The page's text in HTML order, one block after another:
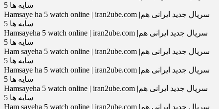
سایه ها 5
Hamsaye ha 5 watch online | iran2ube.com |سریال جدید ایرانی هم
سایه ها 5
Hamsayeha 5 watch online | iran2ube.com |سریال جدید ایرانی هم
سایه ها 5
Ham sayeha 5 watch online | iran2ube.com |سریال جدید ایرانی هم
سایه ها 5
Hamsaye ha 5 watch online | iran2ube.com |سریال جدید ایرانی هم
سایه ها 5
Hamsayeha 5 watch online | iran2ube.com |سریال جدید ایرانی هم
سایه ها 5
Ham sayeha 5 watch online | iran2ube.com |سریال جدید ایرانی هم